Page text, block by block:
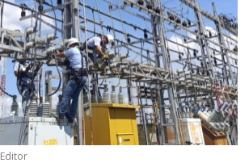
Editor